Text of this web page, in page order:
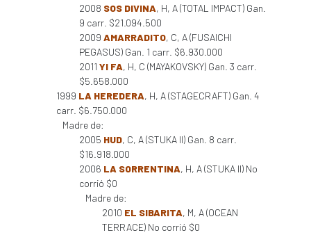
2008 SOS DIVINA, H, A (TOTAL IMPACT) Gan.
9 carr. $21.094.500
2009 AMARRADITO, C, A (FUSAICHI
PEGASUS) Gan. 1 carr. $6.930.000
2011 YI FA, H, C (MAYAKOVSKY) Gan. 3 carr.
$5.658.000
1999 LA HEREDERA, H, A (STAGECRAFT) Gan. 4
carr. $6.750.000
Madre de:
2005 HUD, C, A (STUKA II) Gan. 8 carr.
$16.918.000
2006 LA SORRENTINA, H, A (STUKA II) No
corrió $0
Madre de:
2010 EL SIBARITA, M, A (OCEAN
TERRACE) No corrió $0